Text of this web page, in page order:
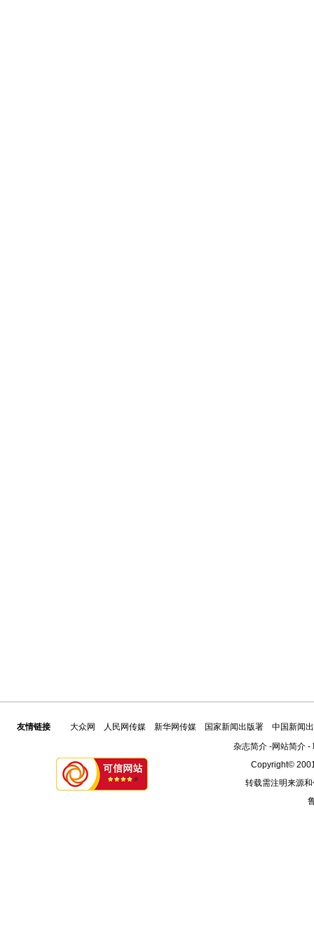
友情链接 大众网 人民网传媒 新华网传媒 国家新闻出版署
中国新闻
杂志简介-网站简介-
Copyright©
转载需注明来源